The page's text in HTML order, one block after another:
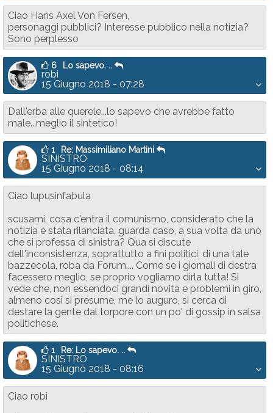
Ciao Hans Axel Von Fersen,
personaggi pubblici? Interesse pubblico nella notizia?
Sono perplesso
6 Lo sapevo. ..
robi
15 Giugno 2018 - 07:28
Dall'erba alle querele...lo sapevo che avrebbe fatto
male...meglio il sintetico!
1 Re: Massimiliano Martini
SINISTRO
15 Giugno 2018 - 08:14
Ciao lupusinfabula
scusami, cosa c'entra il comunismo, considerato che la
notizia è stata rilanciata, guarda caso, a sua volta da uno
che si professa di sinistra? Qua si discute
dell'inconsistenza, soprattutto a fini politici, di una tale
bazzecola, roba da Forum.... Come se i giornali di destra
facessero meglio, se proprio vogliamo dirla tutta! Si
vede che, non essendoci grandi novità e problemi in giro,
almeno così si presume, me lo auguro, si cerca di
destare la gente dal torpore con un po' di gossip in salsa
politichese.
1 Re: Lo sapevo. ..
SINISTRO
15 Giugno 2018 - 08:16
Ciao robi